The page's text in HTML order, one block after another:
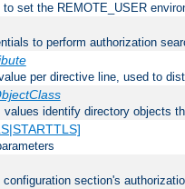
set the REMOTE_USER
to perform authorization
per directive line, used to
identify directory objects
section's